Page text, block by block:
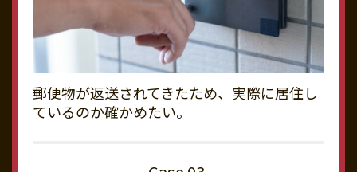
郵便物が返送されてきたため、実際に居住し
ているのか確かめたい。